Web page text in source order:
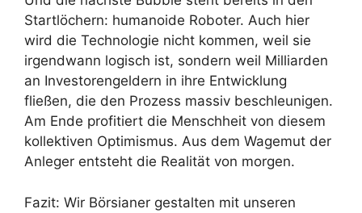
Startlöchern: humanoide Roboter. Auch hier
wird die Technologie nicht kommen, weil sie
irgendwann logisch ist, sondern weil Milliarden
an Investorengeldern in ihre Entwicklung
fließen, die den Prozess massiv beschleunigen.
Am Ende profitiert die Menschheit von diesem
kollektiven Optimismus. Aus dem Wagemut der
Anleger entsteht die Realität von morgen.
Fazit: Wir Börsianer gestalten mit unseren